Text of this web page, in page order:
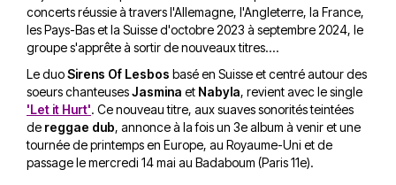
concerts réussie à travers l'Allemagne, l'Angleterre, la France,
les Pays-Bas et la Suisse d'octobre 2023 à septembre 2024, le
groupe s'apprête à sortir de nouveaux titres....
Le duoSirens Of Lesbos basé en Suisse et centré autour des
soeurs chanteusesJasmina et Nabyla, revient avec le single
'Let it Hurt'. Ce nouveau titre, aux suaves sonorités teintées
de reggae dub, annonce à la fois un 3e album à venir et une
tournée de printemps en Europe, au Royaume-Uni et de
passage le mercredi 14 mai au Badaboum (Paris 11e).